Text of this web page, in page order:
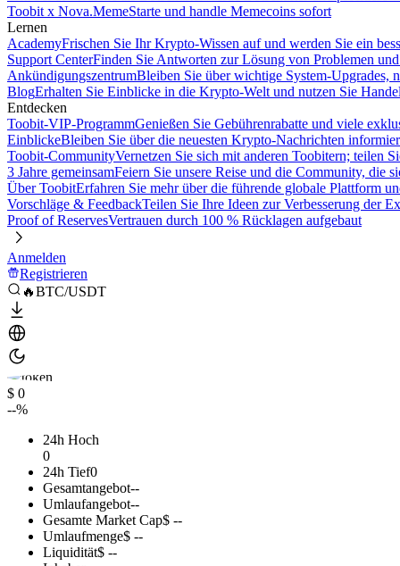
Toobit x Nova.MemeStarte und handle Memecoins sofort
Lernen
AcademyFrischen Sie Ihr Krypto-Wissen auf und werden Sie ein
Support CenterFinden Sie Antworten zur Lösung von Problemen
AnkündigungszentrumBleiben Sie über wichtige System-Upgrades,
BlogErhalten Sie Einblicke in die Krypto-Welt und nutzen Sie
Entdecken
Toobit-VIP-ProgrammGenießen Sie Gebührenrabatte und viele
EinblickeBleiben Sie über die neuesten Krypto-Nachrichten
Toobit-CommunityVernetzen Sie sich mit anderen Toobitern; teilen
3 Jahre gemeinsamFeiern Sie unsere Reise und die Community, die
Über ToobitErfahren Sie mehr über die führende globale Plattform
Vorschläge & FeedbackTeilen Sie Ihre Ideen zur Verbesserung der
Proof of ReservesVertrauen durch 100 % Rücklagen aufgebaut
Anmelden
Registrieren
🔥BTC/USDT
$ 0
--%
24h Hoch
0
24h Tief0
Gesamtangebot--
Umlaufangebot--
Gesamte Market Cap$ --
Umlaufmenge$ --
Liquidität$ --